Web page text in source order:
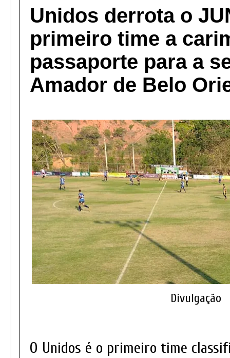
Unidos derrota o
primeiro time a
passaporte para a
Amador de Belo
Divulgação
O Unidos é o primeiro time